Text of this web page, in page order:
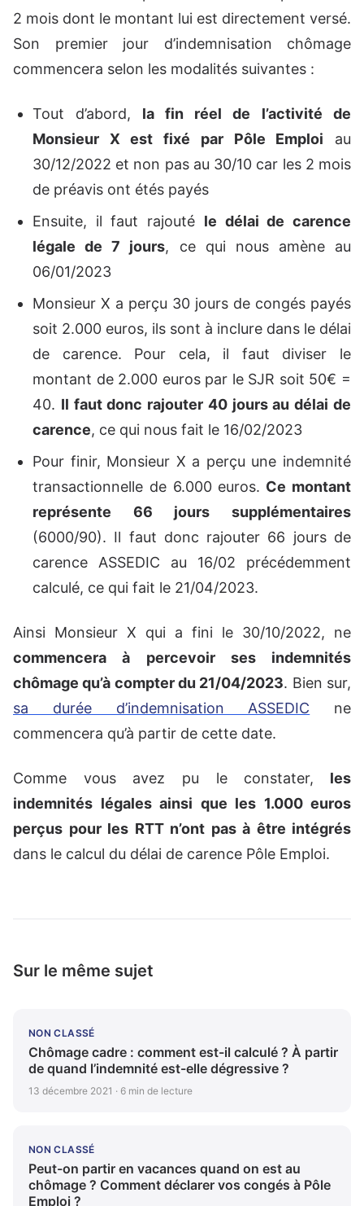
2 mois dont le montant lui est directement versé.
Son premier jour d’indemnisation chômage
commencera selon les modalités suivantes :
Tout d’abord, la fin réel de l’activité de
Monsieur X est fixé par Pôle Emploi au
30/12/2022 et non pas au 30/10 car les 2 mois
de préavis ont étés payés
Ensuite, il faut rajouté le délai de carence
légale de 7 jours, ce qui nous amène au
06/01/2023
Monsieur X a perçu 30 jours de congés payés
soit 2.000 euros, ils sont à inclure dans le délai
de carence. Pour cela, il faut diviser le
montant de 2.000 euros par le SJR soit 50€ =
40. Il faut donc rajouter 40 jours au délai de
carence, ce qui nous fait le 16/02/2023
Pour finir, Monsieur X a perçu une indemnité
transactionnelle de 6.000 euros. Ce montant
représente 66 jours supplémentaires
(6000/90). Il faut donc rajouter 66 jours de
carence ASSEDIC au 16/02 précédemment
calculé, ce qui fait le 21/04/2023.
Ainsi Monsieur X qui a fini le 30/10/2022, ne
commencera à percevoir ses indemnités
chômage qu’à compter du 21/04/2023. Bien sur,
sa durée d’indemnisation ASSEDIC ne
commencera qu’à partir de cette date.
Comme vous avez pu le constater, les
indemnités légales ainsi que les 1.000 euros
perçus pour les RTT n’ont pas à être intégrés
dans le calcul du délai de carence Pôle Emploi.
Sur le même sujet
NON CLASSÉ
Chômage cadre : comment est-il calculé ? À partir
de quand l’indemnité est-elle dégressive ?
13 décembre 2021 · 6 min de lecture
NON CLASSÉ
Peut-on partir en vacances quand on est au
chômage ? Comment déclarer vos congés à Pôle
Emploi ?